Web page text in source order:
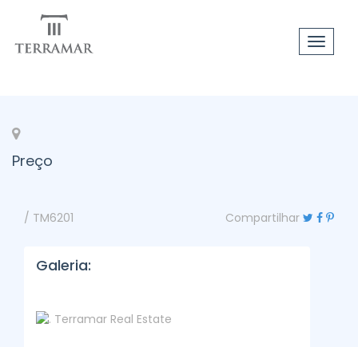
Toggle
Preço
/ TM6201 Compartilhar
Galeria: